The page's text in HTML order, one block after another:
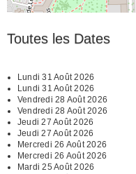
Toutes les Dates
Lundi 31 Août 2026
Lundi 31 Août 2026
Vendredi 28 Août 2026
Vendredi 28 Août 2026
Jeudi 27 Août 2026
Jeudi 27 Août 2026
Mercredi 26 Août 2026
Mercredi 26 Août 2026
Mardi 25 Août 2026